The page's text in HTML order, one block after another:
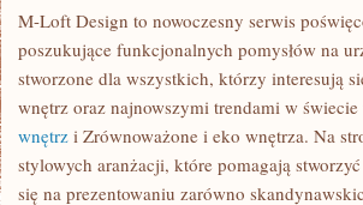
WNĘTRZA
WIELKIE
ROZWIĄZANIA
M-Loft Design to nowoczesny serwis
poszukujące funkcjonalnych pomysłów na
stworzone dla wszystkich, którzy interesują
wnętrz oraz najnowszymi trendami w
wnętrz i Zrównoważone i eko wnętrza. Na
stylowych aranżacji, które pomagają
się na prezentowaniu zarówno